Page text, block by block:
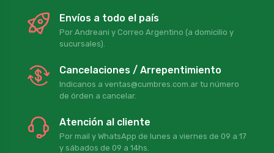
Envíos a todo el país
Por Andreani y Correo Argentino (a domicilio y
sucursales).
Cancelaciones / Arrepentimiento
Indicanos a ventas@cumbres.com.ar tu número
de órden a cancelar.
Atención al cliente
Por mail y WhatsApp de lunes a viernes de 09 a 17
y sábados de 09 a 14hs.